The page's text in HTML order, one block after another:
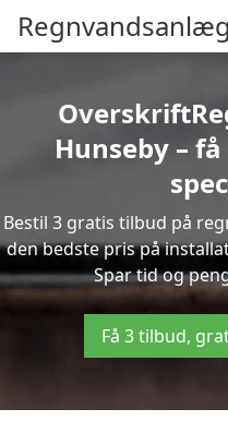
Hunseby –
Bestil 3 gratis tilbud på
den bedste pris på
Spar tid og
Få 3 tilbud,